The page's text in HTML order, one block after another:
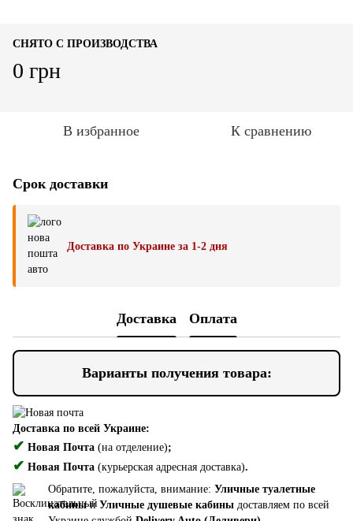
СНЯТО С ПРОИЗВОДСТВА
0 грн
В избранное К сравнению
Срок доставки
Доставка по Украине за 1-2 дня
Доставка Оплата
Варианты получения товара:
Доставка по всей Украине:
✔ Новая Почта (на отделение);
✔ Новая Почта (курьерская адресная доставка).
Обратите, пожалуйста, внимание: Уличные туалетные
кабиныи Уличные душевые кабины доставляем по всей